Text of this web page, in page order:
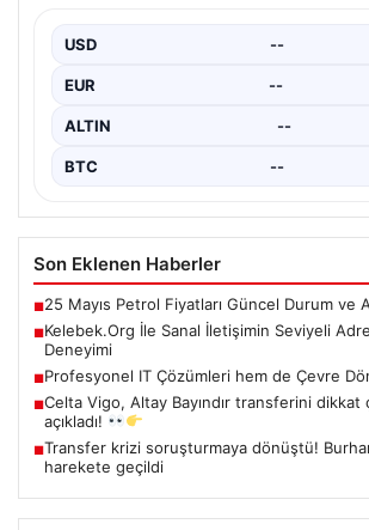
otobüslerinde yaşanan ilginç ve dikkat
USD --
EUR --
ALTIN --
BTC --
Son Eklenen Haberler
■25 Mayıs Petrol Fiyatları Güncel Durum ve
■Kelebek.Org İle Sanal İletişimin Seviyeli
Deneyimi
■Profesyonel IT Çözümleri hem de Çevre
■Celta Vigo, Altay Bayındır transferini
açıkladı!
■Transfer krizi soruşturmaya dönüştü!
harekete geçildi